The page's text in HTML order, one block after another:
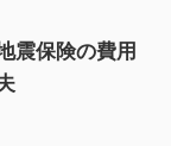
震保険の費用